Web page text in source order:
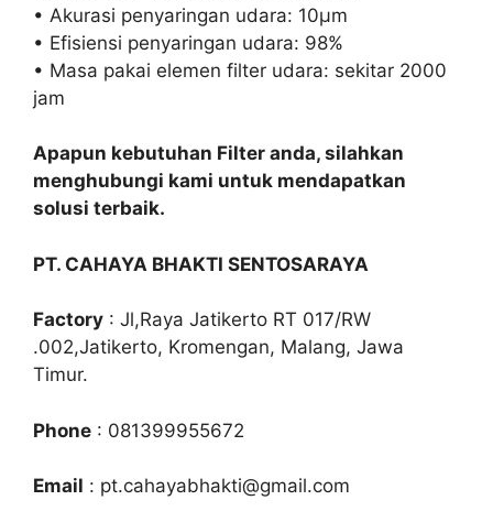
• Akurasi penyaringan udara: 10μm
• Efisiensi penyaringan udara: 98%
• Masa pakai elemen filter udara: sekitar 2000
jam
Apapun kebutuhan Filter anda, silahkan
menghubungi kami untuk mendapatkan
solusi terbaik.
PT. CAHAYA BHAKTI SENTOSARAYA
Factory : Jl,Raya Jatikerto RT 017/RW
.002,Jatikerto, Kromengan, Malang, Jawa
Timur.
Phone : 081399955672
Email : pt.cahayabhakti@gmail.com